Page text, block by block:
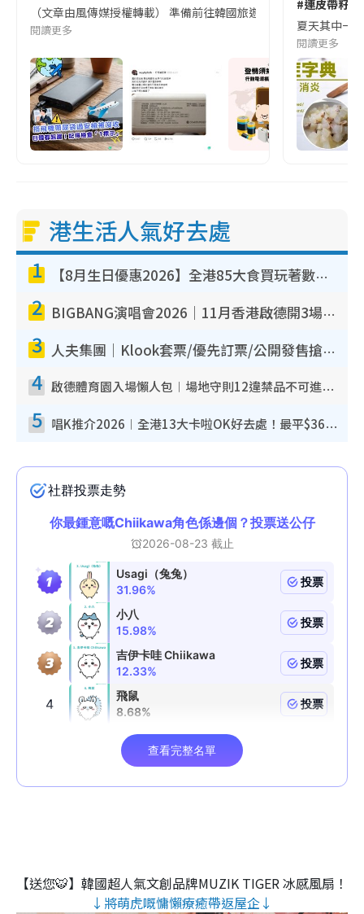
（文章由風傳媒授權轉載） 準備前往韓國旅遊的民眾，近期要
閱讀更多
#連皮帶籽
夏天其中一
閱讀更多
港生活人氣好去處
1 【8月生日優惠2026】全港85大食買玩著數攻略 自助餐/火鍋放題同行免費＋誠品/DONKI送現金券
2 BIGBANG演唱會2026｜11月香港啟德開3場！實名制VIP申請、優先購票攻略
3 人夫集團｜Klook套票/優先訂票/公開發售搶飛攻略！附票價.購票連結.場地座位表
4 啟德體育園入場懶人包︱場地守則12違禁品不可進場准帶細水樽但全場禁樽蓋！應援牌有限制！
5 唱K推介2026︱全港13大卡啦OK好去處！最平$36起 日文K都有！(附地址+收費詳情)
【送您🐯】韓國超人氣文創品牌MUZIK TIGER 冰感風扇！
↓將萌虎嘅慵懶療癒帶返屋企↓